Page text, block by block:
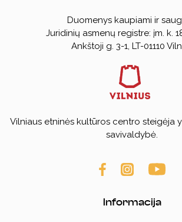
Duomenys kaupiami ir
Juridinių asmenų registre: įm. k.
Ankštoji g. 3-1, LT-01110
Vilniaus etninės kultūros centro steigėja
savivaldybė.
Informacija